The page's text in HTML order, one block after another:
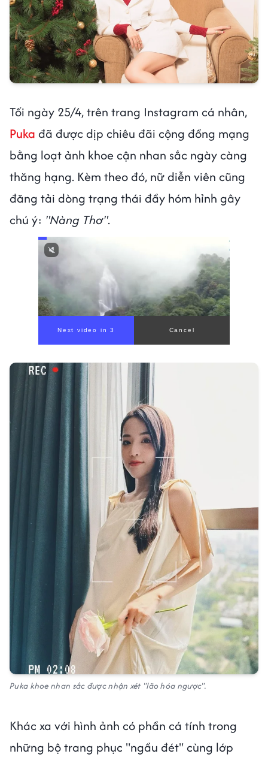
Tối ngày 25/4, trên trang Instagram cá nhân,
Puka đã được dịp chiêu đãi cộng đồng mạng
bằng loạt ảnh khoe cận nhan sắc ngày càng
thăng hạng. Kèm theo đó, nữ diễn viên cũng
đăng tải dòng trạng thái đầy hóm hỉnh gây
chú ý: "Nàng Thơ".
Next video in 1 Cancel
Puka khoe nhan sắc được nhận xét "lão hóa ngược".
Khác xa với hình ảnh có phần cá tính trong
những bộ trang phục "ngầu đét" cùng lớp